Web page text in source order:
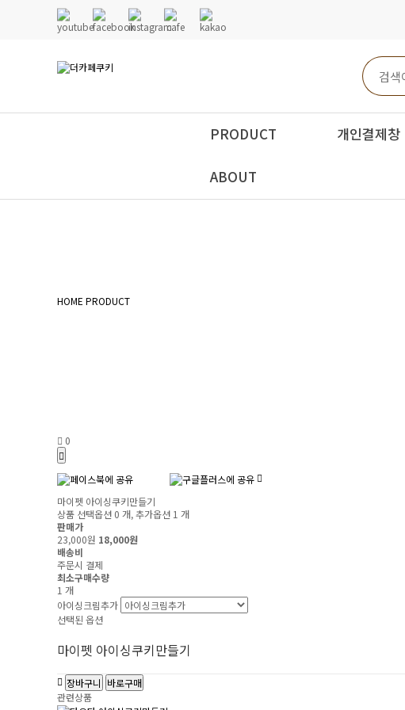
PRODUCT 개인결제창
ABOUT
HOME PRODUCT
0
마이펫 아이싱쿠키만들기
상품 선택옵션 0 개, 추가옵션 1 개
판매가
23,000원 18,000원
배송비
주문시 결제
최소구매수량
1 개
아이싱크림추가
선택된 옵션
마이펫 아이싱쿠키만들기
장바구니 바로구매
관련상품